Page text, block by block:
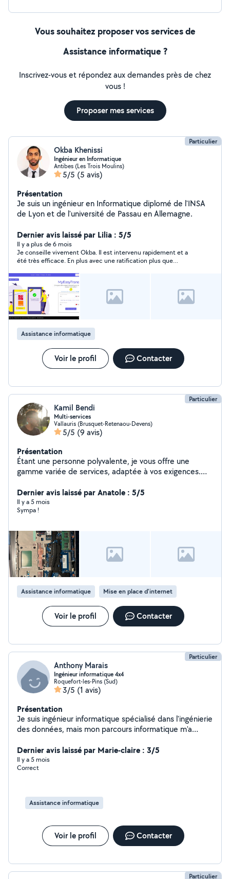
(arobase) gmx .fr
Vous souhaitez proposer vos services de
Assistance informatique ?
Inscrivez-vous et répondez aux demandes près de chez
vous !
Proposer mes services
Particulier
Okba Khenissi
Ingénieur en Informatique
Antibes (Les Trois Moulins)
5/5 (5 avis)
Présentation
Je suis un ingénieur en Informatique diplomé de l'INSA
de Lyon et de l'université de Passau en Allemagne.
Dernier avis laissé par Lilia : 5/5
Il y a plus de 6 mois
Je conseille vivement Okba. Il est intervenu rapidement et a
été très efficace. En plus avec une ratification plus que
Assistance informatique
Voir le profil Contacter
Particulier
Kamil Bendi
Multi-services
Vallauris (Brusquet-Retenaou-Devens)
5/5 (9 avis)
Présentation
Étant une personne polyvalente, je vous offre une
gamme variée de services, adaptée à vos exigences.
assistance, du soutien scolaire, une livraison, une
réparation, du jardinage ou de l'entretien piscine, je
saurai faire preuve de rigueur et de sérieux pour vous
contacter, je serai ravi de pouvoir vous apporter mon
aide. À bientôt. Kamil.
Dernier avis laissé par Anatole : 5/5
Il y a 5 mois
Sympa !
Assistance informatique Mise en place d'internet
Voir le profil Contacter
Particulier
Anthony Marais
Ingénieur informatique 4x4
Roquefort-les-Pins (Sud)
3/5 (1 avis)
Présentation
Je suis ingénieur informatique spécialisé dans l'ingénierie
des données, mais mon parcours informatique m'a
un profil 4x4 n'hésitez pas pour tout demande et je vous
répondrai en fonction de mes compétences.
Dernier avis laissé par Marie-claire : 3/5
Il y a 5 mois
Correct
Assistance informatique
Voir le profil Contacter
Particulier